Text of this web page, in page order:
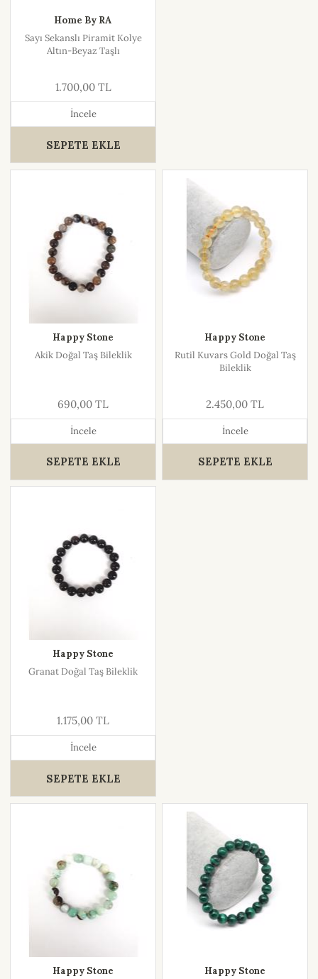
Home By RA
Sayı Sekanslı Piramit Kolye
Altın-Beyaz Taşlı
1.700,00 TL
İncele
SEPETE EKLE
Happy Stone
Akik Doğal Taş Bileklik
690,00 TL
İncele
SEPETE EKLE
Happy Stone
Rutil Kuvars Gold Doğal Taş
Bileklik
2.450,00 TL
İncele
SEPETE EKLE
Happy Stone
Granat Doğal Taş Bileklik
1.175,00 TL
İncele
SEPETE EKLE
Happy Stone
Happy Stone